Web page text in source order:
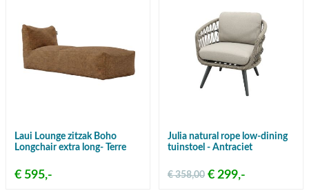
Laui Lounge zitzak Boho
Longchair extra long- Terre
€ 595,-
Julia natural rope low-dining
tuinstoel - Antraciet
€ 299,-
€ 358,00